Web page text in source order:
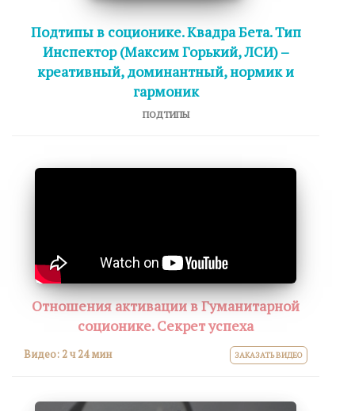
Подтипы в соционике. Квадра Бета. Тип
Инспектор (Максим Горький, ЛСИ) –
креативный, доминантный, нормик и
гармоник
ПОДТИПЫ
Отношения активации в Гуманитарной
соционике. Секрет успеха
ЗАКАЗАТЬ ВИДЕО
Видео: 2 ч 24 мин